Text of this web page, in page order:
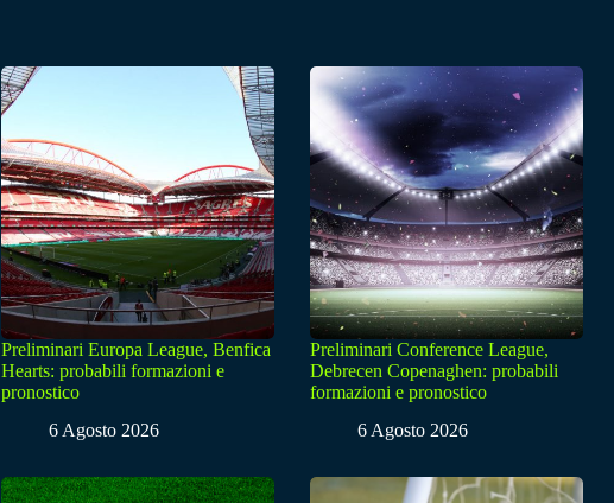
Preliminari Europa League, Benfica
Hearts: probabili formazioni e
pronostico
6 Agosto 2026
Preliminari Conference League,
Debrecen Copenaghen: probabili
formazioni e pronostico
6 Agosto 2026